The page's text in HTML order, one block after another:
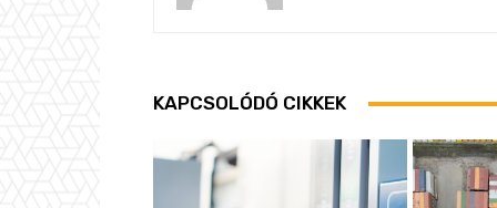
KAPCSOLÓDÓ CIKKEK